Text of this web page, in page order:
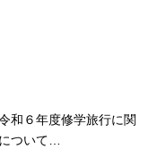
和６年度修学旅行に関
ついて…